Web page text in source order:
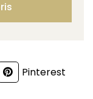
Pinterest